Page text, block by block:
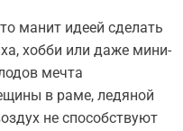
манит идеей сделать
хобби или даже мини-
мечта
в раме, ледяной
не способствуют